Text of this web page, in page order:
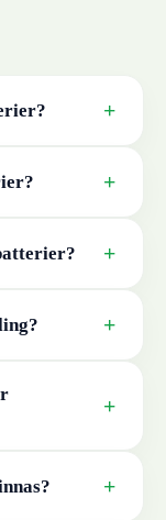
? +
? +
? +
+
+
+